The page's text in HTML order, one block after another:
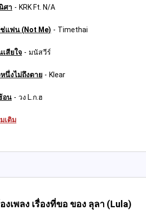
ศา - KRK Ft. N/A
แฟน (Not Me) - Timethai
สียใจ - มนัสวีร์
นึ่งไม่ถึงตาย - Klear
อน - วง L.ก.ฮ
เติม
งเพลง เรื่องที่ขอ ของ ลุลา (Lula)